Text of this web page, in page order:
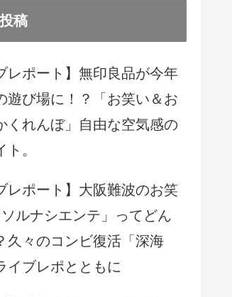
稿
レポート】無印良品が今年
遊び場に！？「お笑い＆お
くれんぼ」自由な空気感の
。
レポート】大阪難波のお笑
ルナシエンテ」ってどん
久々のコンビ復活「深海
イブレポとともに